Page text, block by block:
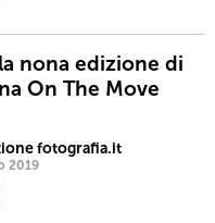
nona edizione di
On The Move
fotografia.it
2019